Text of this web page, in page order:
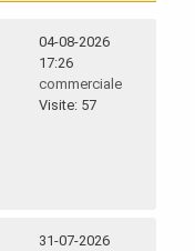
04-08-2026
17:26
commerciale
Visite: 57
31-07-2026